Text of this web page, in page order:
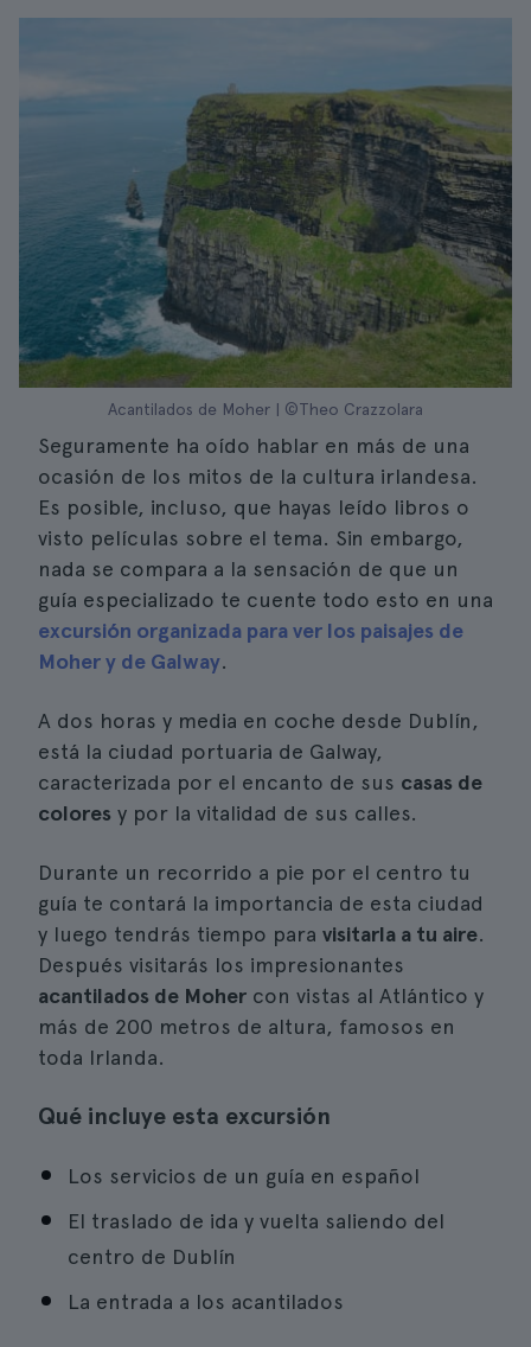
Acantilados de Moher | ©Theo Crazzolara
Seguramente ha oído hablar en más de una
ocasión de los mitos de la cultura irlandesa.
Es posible, incluso, que hayas leído libros o
visto películas sobre el tema. Sin embargo,
nada se compara a la sensación de que un
guía especializado te cuente todo esto en una
excursión organizada para ver los paisajes de
Moher y de Galway.
A dos horas y media en coche desde Dublín,
está la ciudad portuaria de Galway,
caracterizada por el encanto de sus casas de
colores y por la vitalidad de sus calles.
Durante un recorrido a pie por el centro tu
guía te contará la importancia de esta ciudad
y luego tendrás tiempo para visitarla a tu aire.
Después visitarás los impresionantes
acantilados de Moher con vistas al Atlántico y
más de 200 metros de altura, famosos en
toda Irlanda.
Qué incluye esta excursión
Los servicios de un guía en español
El traslado de ida y vuelta saliendo del
centro de Dublín
La entrada a los acantilados